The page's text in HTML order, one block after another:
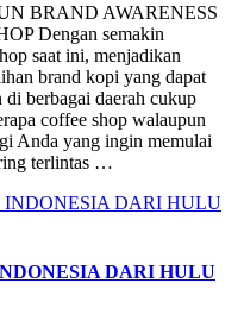
BRAND AWARENESS
Dengan semakin
saat ini, menjadikan
brand kopi yang dapat
berbagai daerah cukup
coffee shop walaupun
Anda yang ingin memulai
terlintas …
DARI HULU